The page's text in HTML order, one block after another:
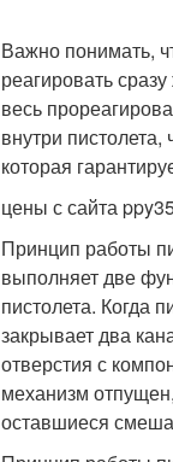
Важно понимать,
реагировать
весь
внутри
которая
цены с сайта
Принцип работы
выполняет две
пистолета. Когда
закрывает два
отверстия с
механизм
оставшиеся